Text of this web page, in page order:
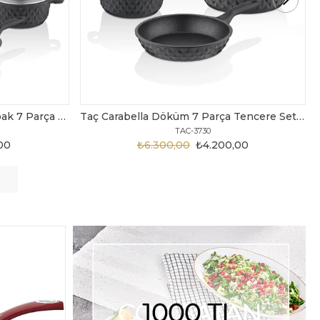
Taç Carabella Döküm 7 Parça Tencere Seti Siyah Taç Master Cook Tombik 7 Parça Tencere Seti Gri
TAC-3820
₺2.450,00
₺3.199,00